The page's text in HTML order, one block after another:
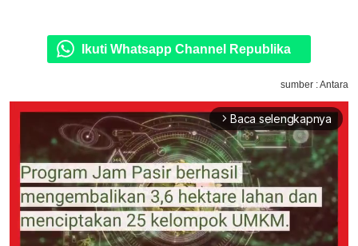
Ikuti Whatsapp Channel Republika
sumber : Antara
arrow_forward_ios Baca selengkapnya